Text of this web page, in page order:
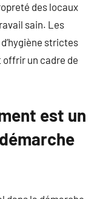
des locaux
sain. Les
strictes
un cadre de
est un